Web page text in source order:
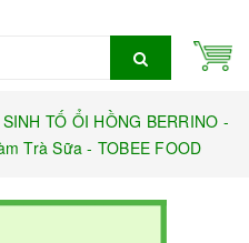
SINH TỐ ỔI HỒNG BERRINO -
Trà Sữa - TOBEE FOOD